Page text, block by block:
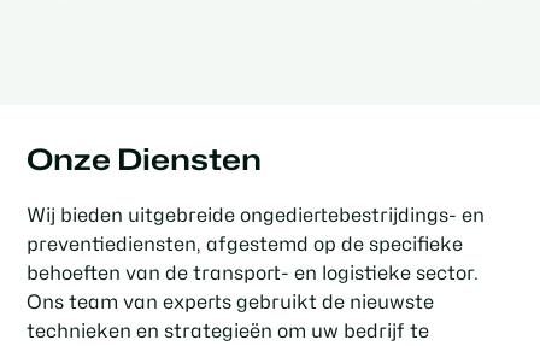
Onze Diensten
Wij bieden uitgebreide ongediertebestrijdings- en
preventiediensten, afgestemd op de specifieke
behoeften van de transport- en logistieke sector.
Ons team van experts gebruikt de nieuwste
technieken en strategieën om uw bedrijf te